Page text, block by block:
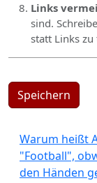
Links
sind.
statt Links zu
Speichern
Warum heißt
"Football",
den Händen